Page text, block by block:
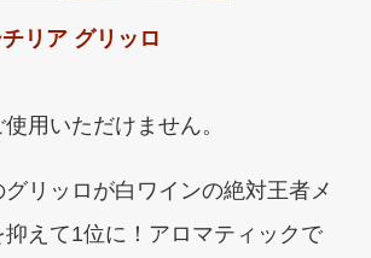
リア グリッロ
用いただけません。
リッロが白ワインの絶対王者メ
抑えて1位に！アロマティックで